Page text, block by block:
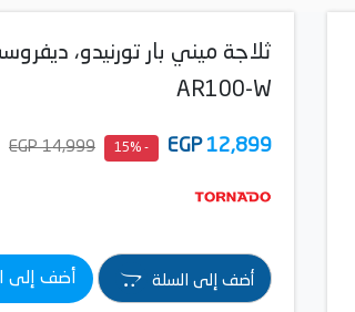
AR100-W
12,899
EGP
- 15%
14,999 EGP
أضف إلى السلة أضف إلى